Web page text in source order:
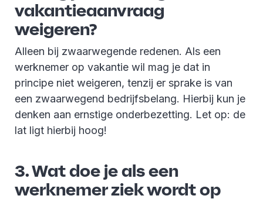
vakantieaanvraag
weigeren?
Alleen bij zwaarwegende redenen. Als een
werknemer op vakantie wil mag je dat in
principe niet weigeren, tenzij er sprake is van
een zwaarwegend bedrijfsbelang. Hierbij kun je
denken aan ernstige onderbezetting. Let op: de
lat ligt hierbij hoog!
3. Wat doe je als een
werknemer ziek wordt op